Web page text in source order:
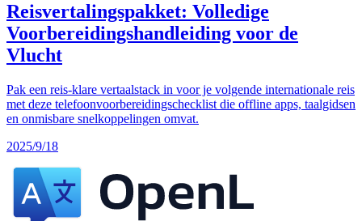
Reisvertalingspakket: Volledige
Voorbereidingshandleiding voor de
Vlucht
Pak een reis-klare vertaalstack in voor je volgende internationale reis
met deze telefoonvoorbereidingschecklist die offline apps, taalgidsen
en onmisbare snelkoppelingen omvat.
2025/9/18